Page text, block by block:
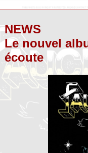
NEWS
Le nouvel
écoute